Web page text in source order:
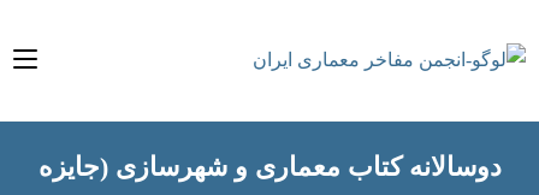
کتاب معماری و شهرسازی (جایزه